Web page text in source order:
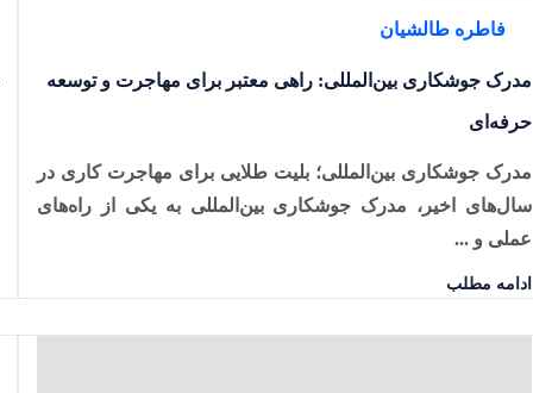
فاطره طالشیان
مدرک جوشکاری بین‌المللی: راهی معتبر برای مهاجرت و توسعه
حرفه‌ای
مدرک جوشکاری بین‌المللی؛ بلیت طلایی برای مهاجرت کاری در
سال‌های اخیر، مدرک جوشکاری بین‌المللی به یکی از راه‌های
عملی و ...
ادامه مطلب